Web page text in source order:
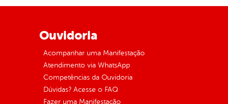
Ouvidoria
Acompanhar uma Manifestação
Atendimento via WhatsApp
Competências da Ouvidoria
Dúvidas? Acesse o FAQ
Fazer uma Manifestação